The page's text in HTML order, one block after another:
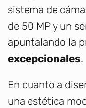
sistema de
de 50 MP y un
apuntalando la
excepcionales.
En cuanto a
una estética